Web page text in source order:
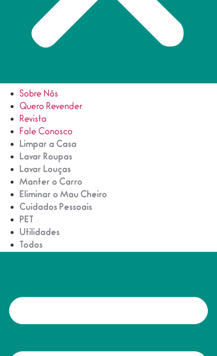
Sobre Nós
Quero Revender
Revista
Fale Conosco
Limpar a Casa
Lavar Roupas
Lavar Louças
Manter o Carro
Eliminar o Mau Cheiro
Cuidados Pessoais
PET
Utilidades
Todos